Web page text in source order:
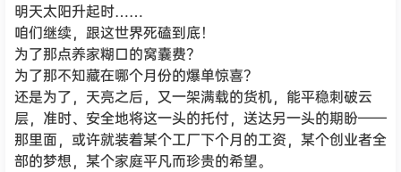
明天太阳升起时……
咱们继续，跟这世界死磕到底！
为了那点养家糊口的窝囊费？
为了那不知藏在哪个月份的爆单惊喜？
还是为了，天亮之后，又一架满载的货机，能平稳刺破云
层，准时、安全地将这一头的托付，送达另一头的期盼——
那里面，或许就装着某个工厂下个月的工资，某个创业者全
部的梦想，某个家庭平凡而珍贵的希望。